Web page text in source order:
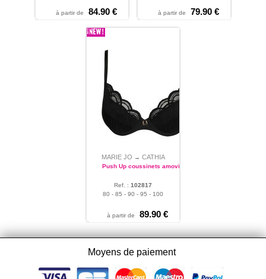
à partir de 84.90 € à partir de 79.90 €
MARIE JO → CATHIA
Push Up coussinets amovibles
Ref. : 102817
80 - 85 - 90 - 95 - 100
à partir de 89.90 €
Moyens de paiement